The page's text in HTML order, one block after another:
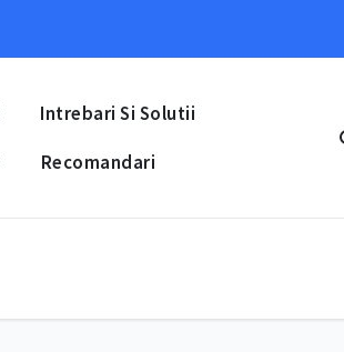
Intrebari Si Solutii
Recomandari